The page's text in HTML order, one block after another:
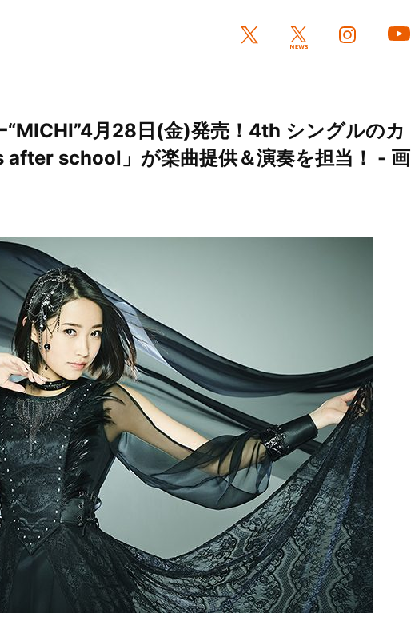
月28日(金)発売！4th シングルのカ
school」が楽曲提供＆演奏を担当！ - 画